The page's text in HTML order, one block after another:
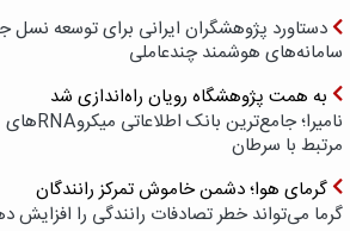
دستاورد پژوهشگران ایرانی برای توسعه نسل
سامانه‌های هوشمند چندعاملی
به همت پژوهشگاه رویان راه‌اندازی شد
نامیرا؛ جامع‌ترین بانک اطلاعاتی میکروRNAهای
مرتبط با سرطان
گرمای هوا؛ دشمن خاموش تمرکز رانندگان
گرما می‌تواند خطر تصادفات رانندگی را افزایش